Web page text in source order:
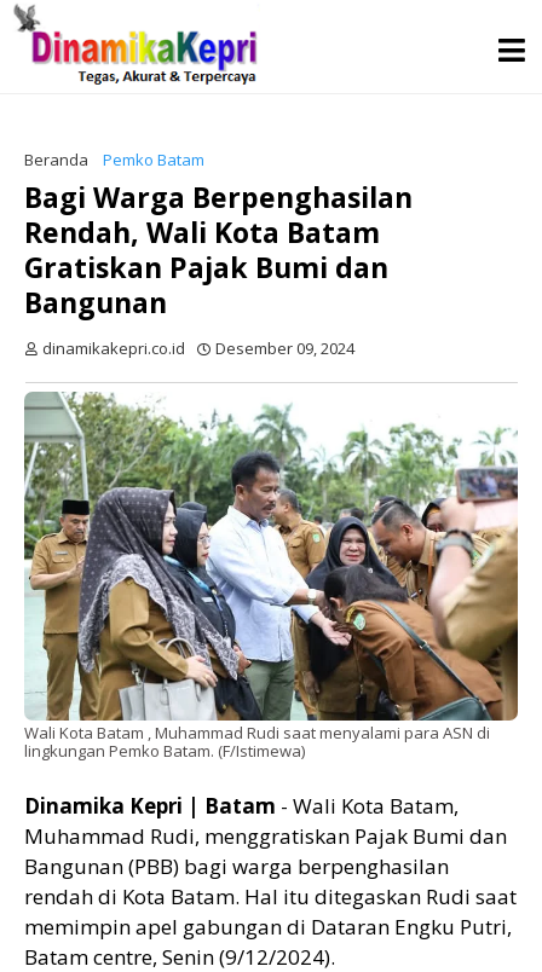
Beranda Pemko Batam
Bagi Warga Berpenghasilan
Rendah, Wali Kota Batam
Gratiskan Pajak Bumi dan
Bangunan
dinamikakepri.co.id Desember 09, 2024
Wali Kota Batam , Muhammad Rudi saat menyalami para ASN di
lingkungan Pemko Batam. (F/Istimewa)
Dinamika Kepri | Batam - Wali Kota Batam,
Muhammad Rudi, menggratiskan Pajak Bumi dan
Bangunan (PBB) bagi warga berpenghasilan
rendah di Kota Batam. Hal itu ditegaskan Rudi saat
memimpin apel gabungan di Dataran Engku Putri,
Batam centre, Senin (9/12/2024).